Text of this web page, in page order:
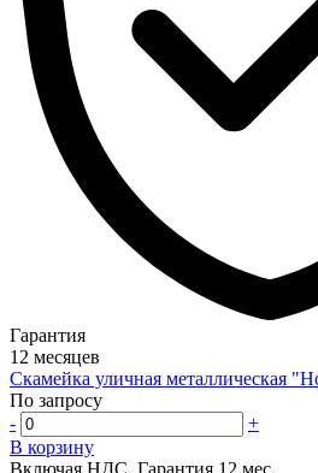
Гарантия
12 месяцев
Скамейка уличная металлическая
По запросу
-
+
В корзину